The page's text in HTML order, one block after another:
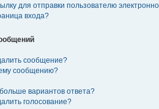
для отправки пользователю
входа?
сообщение?
сообщению?
вариантов ответа?
голосование?